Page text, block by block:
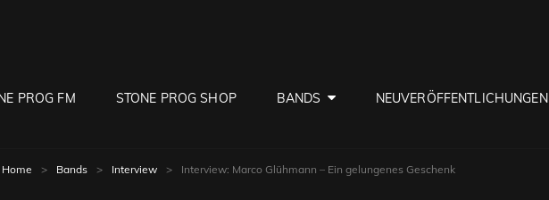
PROG FM STONE PROG SHOP BANDS NEUVERÖFFENTLICHUNGEN
Home > Bands > Interview > Interview: Marco Glühmann – Ein gelungenes Geschenk